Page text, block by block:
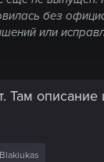
без
или
Там
Blakiukas